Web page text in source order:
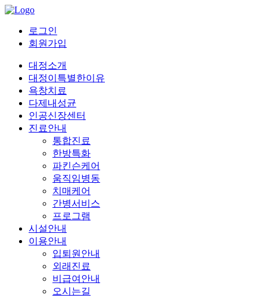
로그인
회원가입
대정소개
대정이특별한이유
욕창치료
다제내성균
인공신장센터
진료안내
통합진료
한방특화
파킨슨케어
움직임병동
치매케어
간병서비스
프로그램
시설안내
이용안내
입퇴원안내
외래진료
비급여안내
오시는길